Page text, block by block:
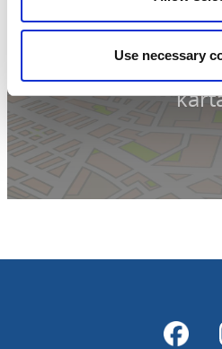
Use necessary
Klicka för